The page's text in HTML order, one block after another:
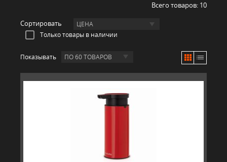
Всего товаров: 10
Сортировать
ЦЕНА
Только товары в наличии
Показывать ПО 60 ТОВАРОВ